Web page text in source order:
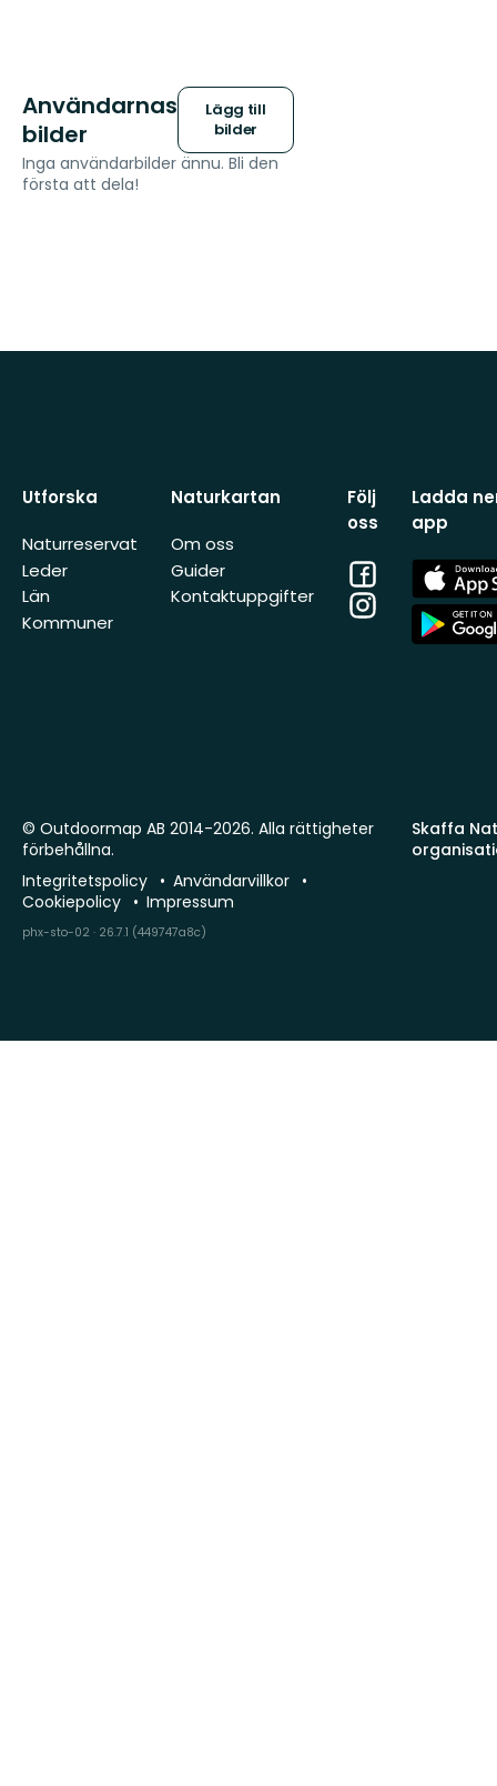
Användarnas
bilder
Lägg till
bilder
Inga användarbilder ännu. Bli den
första att dela!
Utforska
Naturreservat
Leder
Län
Kommuner
Naturkartan
Om oss
Guider
Kontaktuppgifter
Följ
oss
Facebook
Instagram
Ladda
app
App
Store
App
Store
Skaffa
© Outdoormap AB 2014-2026. Alla rättigheter
förbehållna.
Integritetspolicy
Användarvillkor
Cookiepolicy
Impressum
phx-sto-02 · 26.7.1 (449747a8c)